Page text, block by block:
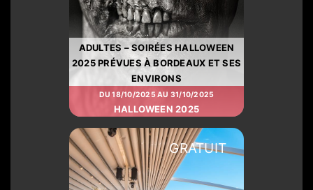
ADULTES – SOIRÉES HALLOWEEN
2025 PRÉVUES À BORDEAUX ET SES
ENVIRONS
DU 18/10/2025 AU 31/10/2025
HALLOWEEN 2025
GRATUIT